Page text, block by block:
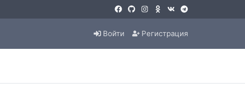
Войти Регистрация